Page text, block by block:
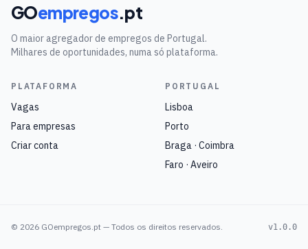
GOempregos.pt
O maior agregador de empregos de Portugal.
Milhares de oportunidades, numa só plataforma.
PLATAFORMA
Vagas
Para empresas
Criar conta
PORTUGAL
Lisboa
Porto
Braga · Coimbra
Faro · Aveiro
© 2026 GOempregos.pt — Todos os direitos reservados. v1.0.0